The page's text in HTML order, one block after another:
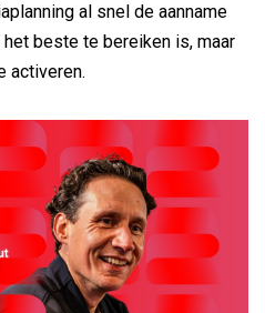
al snel de aanname
beste te bereiken is, maar
activeren.